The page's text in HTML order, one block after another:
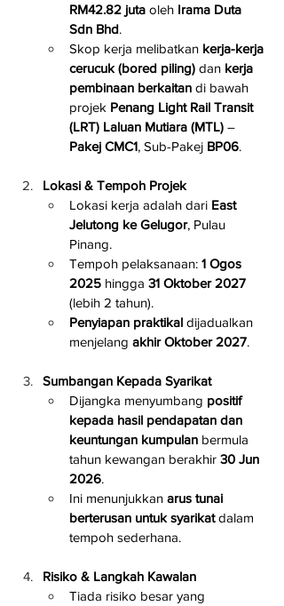
RM42.82 juta oleh Irama Duta
Sdn Bhd.
Skop kerja melibatkan kerja-kerja
cerucuk (bored piling) dan kerja
pembinaan berkaitan di bawah
projek Penang Light Rail Transit
(LRT) Laluan Mutiara (MTL) –
Pakej CMC1, Sub-Pakej BP06.
Lokasi & Tempoh Projek
Lokasi kerja adalah dari East
Jelutong ke Gelugor, Pulau
Pinang.
Tempoh pelaksanaan: 1 Ogos
2025 hingga 31 Oktober 2027
(lebih 2 tahun).
Penyiapan praktikal dijadualkan
menjelang akhir Oktober 2027.
Sumbangan Kepada Syarikat
Dijangka menyumbang positif
kepada hasil pendapatan dan
keuntungan kumpulan bermula
tahun kewangan berakhir 30 Jun
2026.
Ini menunjukkan arus tunai
berterusan untuk syarikat dalam
tempoh sederhana.
Risiko & Langkah Kawalan
Tiada risiko besar yang